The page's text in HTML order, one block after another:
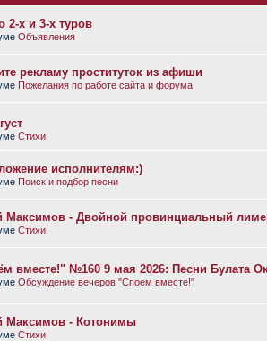
2-х и 3-х туров
Объявления
рекламу проституток из афиши
Пожелания по работе сайта и форума
Стихи
исполнителям:)
Поиск и подбор песни
Максимов - Двойной провинциальный
Стихи
вместе!" №160 9 мая 2026: Песни Булата
Обсуждение вечеров "Споем вместе!"
Максимов - Котонимы
Стихи